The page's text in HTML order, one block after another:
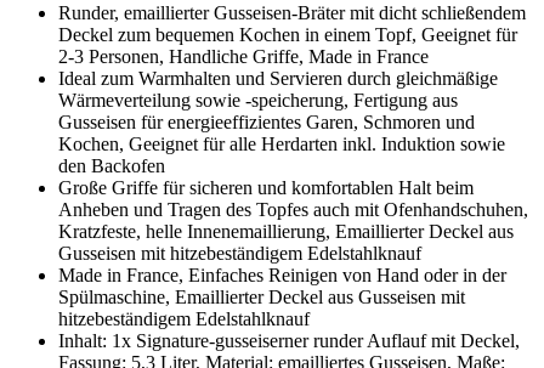
Runder, emaillierter Gusseisen-Bräter mit dicht schließendem
Deckel zum bequemen Kochen in einem Topf, Geeignet für
2-3 Personen, Handliche Griffe, Made in France
Ideal zum Warmhalten und Servieren durch gleichmäßige
Wärmeverteilung sowie -speicherung, Fertigung aus
Gusseisen für energieeffizientes Garen, Schmoren und
Kochen, Geeignet für alle Herdarten inkl. Induktion sowie
den Backofen
Große Griffe für sicheren und komfortablen Halt beim
Anheben und Tragen des Topfes auch mit Ofenhandschuhen,
Kratzfeste, helle Innenemaillierung, Emaillierter Deckel aus
Gusseisen mit hitzebeständigem Edelstahlknauf
Made in France, Einfaches Reinigen von Hand oder in der
Spülmaschine, Emaillierter Deckel aus Gusseisen mit
hitzebeständigem Edelstahlknauf
Inhalt: 1x Signature-gusseiserner runder Auflauf mit Deckel,
Fassung: 5,3 Liter, Material: emailliertes Gusseisen, Maße: